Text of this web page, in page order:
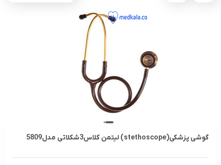
گوشی پزشکی(stethoscope) لیتمن کلاس3شکلاتی مدل5809